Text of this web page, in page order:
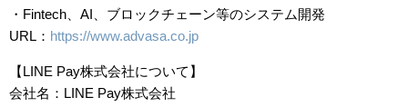
・Fintech、AI、ブロックチェーン等のシステム開発
URL： https://www.advasa.co.jp
【LINE Pay株式会社について】
会社名：LINE Pay株式会社